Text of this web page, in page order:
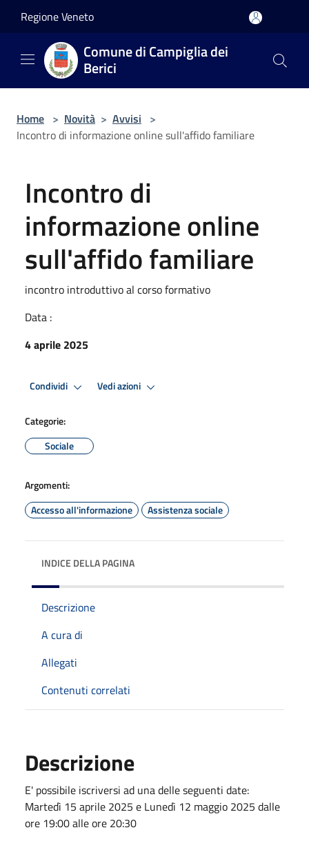
Regione Veneto
Comune di Campiglia dei
Berici
Home > Novità > Avvisi >
Incontro di informazione online sull'affido familiare
Incontro di
informazione online
sull'affido familiare
incontro introduttivo al corso formativo
Data :
4 aprile 2025
Condividi Vedi azioni
Categorie:
Sociale
Argomenti:
Accesso all'informazione
Assistenza sociale
INDICE DELLA PAGINA
Descrizione
A cura di
Allegati
Contenuti correlati
Descrizione
E' possibile iscriversi ad una delle seguenti date:
Martedì 15 aprile 2025 e Lunedì 12 maggio 2025 dalle
ore 19:00 alle ore 20:30